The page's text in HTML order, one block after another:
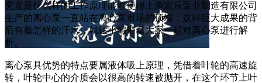
究竟是什么样的工作原理能够使得上海宏乐泵业制造有限公司
生产的离心泵一直站在离心泵市场的顶端，这样巨大成果的背
后有着怎样的汗水，就让小编带着大家一起对离心泵进行解
析。
离心泵具优势的特点要属液体吸上原理，凭借着叶轮的高速旋
转，叶轮中心的介质会以很高的转速被抛开，在这个环节上叶